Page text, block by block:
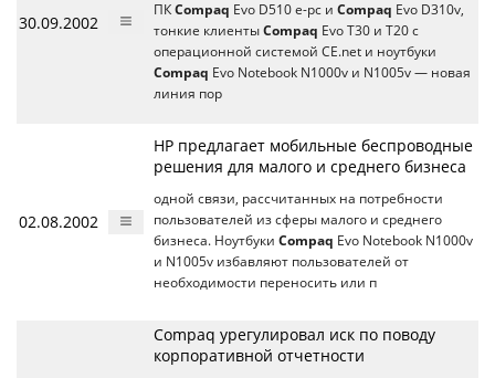
30.09.2002
ПК Compaq Evo D510 e-pc и Compaq Evo D310v,
тонкие клиенты Compaq Evo T30 и T20 с
операционной системой CE.net и ноутбуки
Compaq Evo Notebook N1000v и N1005v — новая
линия пор
02.08.2002
HP предлагает мобильные беспроводные
решения для малого и среднего бизнеса
одной связи, рассчитанных на потребности
пользователей из сферы малого и среднего
бизнеса. Ноутбуки Compaq Evo Notebook N1000v
и N1005v избавляют пользователей от
необходимости переносить или п
Compaq урегулировал иск по поводу
корпоративной отчетности